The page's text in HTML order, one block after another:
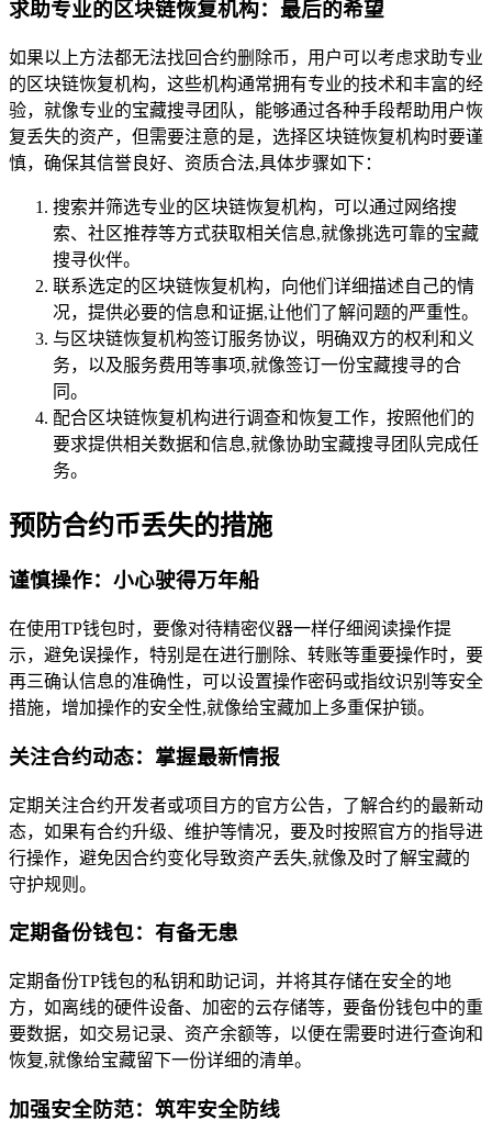
求助专业的区块链恢复机构：最后的希望
如果以上方法都无法找回合约删除币，用户可以考虑求助专业
的区块链恢复机构，这些机构通常拥有专业的技术和丰富的经
验，就像专业的宝藏搜寻团队，能够通过各种手段帮助用户恢
复丢失的资产，但需要注意的是，选择区块链恢复机构时要谨
慎，确保其信誉良好、资质合法,具体步骤如下：
搜索并筛选专业的区块链恢复机构，可以通过网络搜
索、社区推荐等方式获取相关信息,就像挑选可靠的宝藏
搜寻伙伴。
联系选定的区块链恢复机构，向他们详细描述自己的情
况，提供必要的信息和证据,让他们了解问题的严重性。
与区块链恢复机构签订服务协议，明确双方的权利和义
务，以及服务费用等事项,就像签订一份宝藏搜寻的合
同。
配合区块链恢复机构进行调查和恢复工作，按照他们的
要求提供相关数据和信息,就像协助宝藏搜寻团队完成任
务。
预防合约币丢失的措施
谨慎操作：小心驶得万年船
在使用TP钱包时，要像对待精密仪器一样仔细阅读操作提
示，避免误操作，特别是在进行删除、转账等重要操作时，要
再三确认信息的准确性，可以设置操作密码或指纹识别等安全
措施，增加操作的安全性,就像给宝藏加上多重保护锁。
关注合约动态：掌握最新情报
定期关注合约开发者或项目方的官方公告，了解合约的最新动
态，如果有合约升级、维护等情况，要及时按照官方的指导进
行操作，避免因合约变化导致资产丢失,就像及时了解宝藏的
守护规则。
定期备份钱包：有备无患
定期备份TP钱包的私钥和助记词，并将其存储在安全的地
方，如离线的硬件设备、加密的云存储等，要备份钱包中的重
要数据，如交易记录、资产余额等，以便在需要时进行查询和
恢复,就像给宝藏留下一份详细的清单。
加强安全防范：筑牢安全防线